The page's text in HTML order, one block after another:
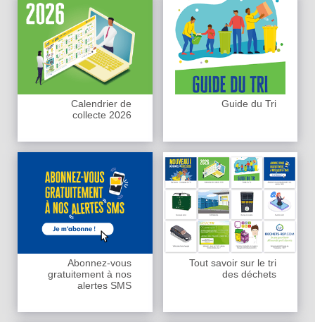
Calendrier de
collecte 2026
Guide du Tri
Abonnez-vous
gratuitement à nos
alertes SMS
Tout savoir sur le tri
des déchets